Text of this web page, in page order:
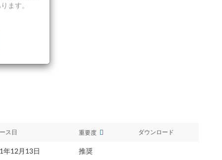
ス日 重要度 ダウンロード
年12月13日 推奨
ます。